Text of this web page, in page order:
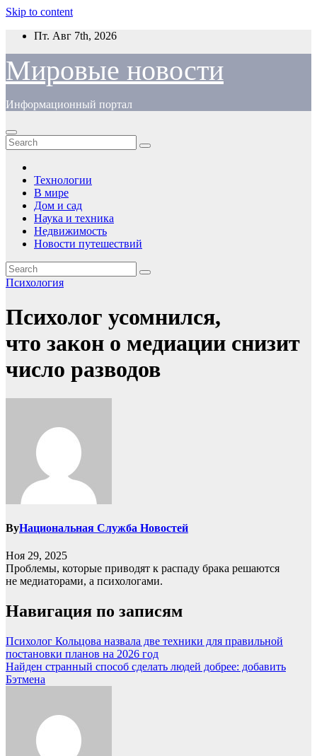
Skip to content
Пт. Авг 7th, 2026
Мировые новости
Информационный портал
Технологии
В мире
Дом и сад
Наука и техника
Недвижимость
Новости путешествий
Психология
Психолог усомнился,
что закон о медиации снизит
число разводов
ByНациональная Служба Новостей
Ноя 29, 2025
Проблемы, которые приводят к распаду брака решаются
не медиаторами, а психологами.
Навигация по записям
Психолог Кольцова назвала две техники для правильной
постановки планов на 2026 год
Найден странный способ сделать людей добрее: добавить
Бэтмена